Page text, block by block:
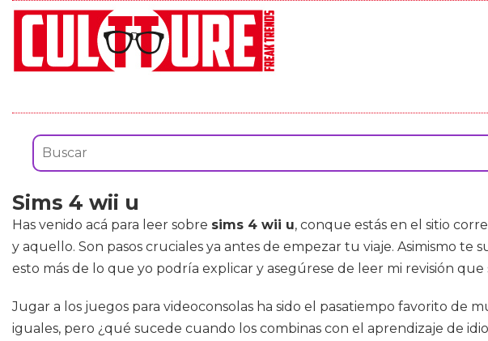
Sims 4 wii u
Has venido acá para leer sobre sims 4 wii u, conque estás en el sitio
y aquello. Son pasos cruciales ya antes de empezar tu viaje. Asimismo
esto más de lo que yo podría explicar y asegúrese de leer mi revisión
Jugar a los juegos para videoconsolas ha sido el pasatiempo favorito de
iguales, pero ¿qué sucede cuando los combinas con el aprendizaje de